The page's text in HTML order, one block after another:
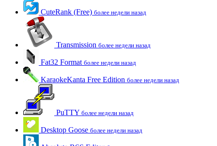
CuteRank (Free) более недели назад
Transmission более недели назад
Fat32 Format более недели назад
KaraokeKanta Free Edition более недели назад
PuTTY более недели назад
Desktop Goose более недели назад